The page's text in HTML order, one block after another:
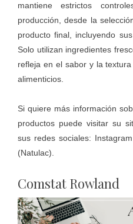
mantiene estrictos
producción, desde la
producto final, incluyendo
Solo utilizan ingredientes
refleja en el sabor y la
alimenticios.
Si quiere más información
productos puede visitar su
sus redes sociales:
(Natulac).
Comstat Rowland